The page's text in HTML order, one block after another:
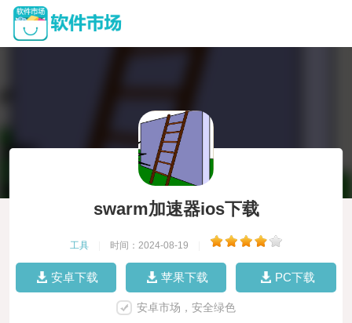
swarm加速器ios下载
工具 时间：2024-08-19
安卓下载 苹果下载 PC下载
安卓市场，安全绿色